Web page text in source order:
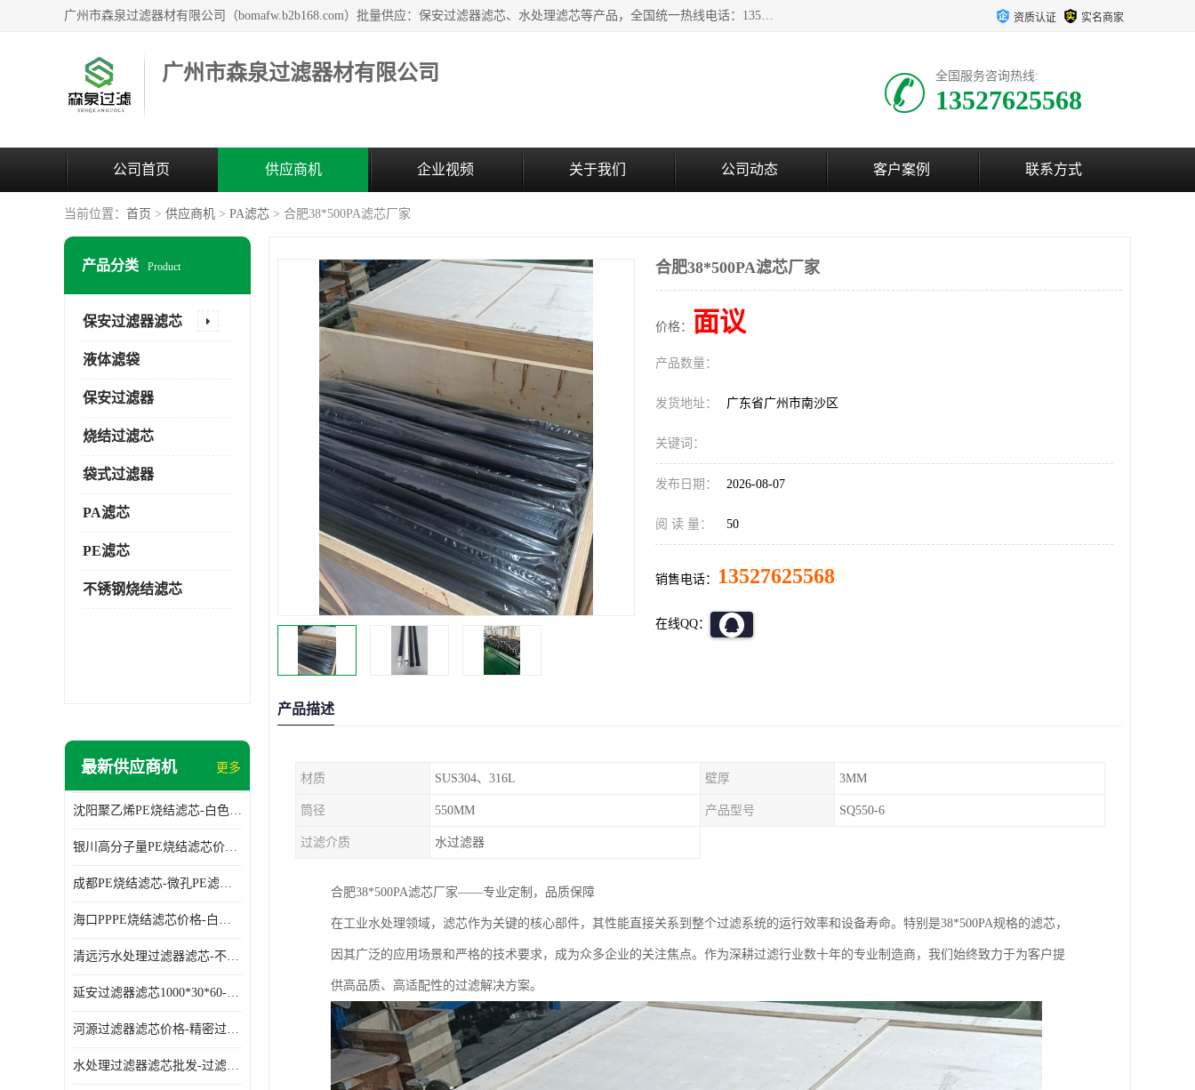
广州市森泉过滤器材有限公司（bomafw.b2b168.com）批量供应：保安过滤器滤芯、水处理滤芯等产品，全国统一热线电话：13527625568。广州市森泉过滤器材有限公司数十年专注于水处理过滤设备的工作，积累了丰富的经验，取得了行业的业绩和成果。 资质认证 实名商家
广州市森泉过滤器材有限公司 全国服务咨询热线:
13527625568
公司首页 供应商机 企业视频 关于我们 公司动态 客户案例 联系方式
当前位置： 首页 > 供应商机 > PA滤芯 > 合肥38*500PA滤芯厂家
产品分类 Product
保安过滤器滤芯
液体滤袋
保安过滤器
烧结过滤芯
袋式过滤器
PA滤芯
PE滤芯
不锈钢烧结滤芯
最新供应商机 更多
沈阳聚乙烯PE烧结滤芯-白色PE滤芯-使用寿命长
银川高分子量PE烧结滤芯价格-过滤器PE滤芯-高流通能力
成都PE烧结滤芯-微孔PE滤芯-拆洗方便
海口PPPE烧结滤芯价格-白色PE滤芯-各种规格定制
清远污水处理过滤器滤芯-不锈钢过滤器-欢迎来电咨询
延安过滤器滤芯1000*30*60-水过滤筒-型号齐全
河源过滤器滤芯价格-精密过滤器-大流量滤芯
水处理过滤器滤芯批发-过滤器水过滤-节能环保
合肥38*500PA滤芯厂家
价格： 面议
产品数量：
发货地址： 广东省广州市南沙区
关键词：
发布日期： 2026-08-07
阅 读 量： 50
销售电话： 13527625568
在线QQ：
产品描述
材质 SUS304、316L 壁厚 3MM
筒径 550MM 产品型号 SQ550-6
过滤介质 水过滤器
合肥38*500PA滤芯厂家——专业定制，品质保障
在工业水处理领域，滤芯作为关键的核心部件，其性能直接关系到整个过滤系统的运行效率和设备寿命。特别是38*500PA规格的滤芯，
因其广泛的应用场景和严格的技术要求，成为众多企业的关注焦点。作为深耕过滤行业数十年的专业制造商，我们始终致力于为客户提
供高品质、高适配性的过滤解决方案。